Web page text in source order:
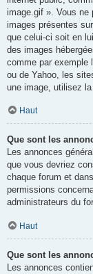
image.gif ». Vous ne
images présentes
que celui-ci soit en
des images
comme par exemple
ou de Yahoo, les
une image, utilisez
Haut
Que sont les
Les annonces
que vous devriez
chaque forum et
permissions
administrateurs du
Haut
Que sont les
Les annonces